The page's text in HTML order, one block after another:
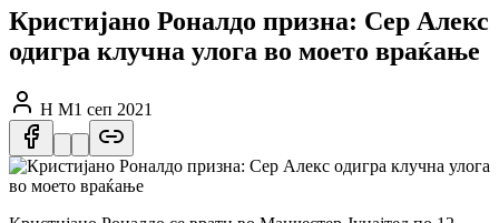
Кристијано Роналдо призна: Сер Алекс
одигра клучна улога во моето враќање
Н М1 сеп 2021